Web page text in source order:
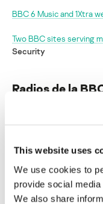
This website uses
We use cookies to
provide social
We also share
BBC 6 Music and 1Xtra
Two BBC sites serving
Security
Radios de la
Su dirección de